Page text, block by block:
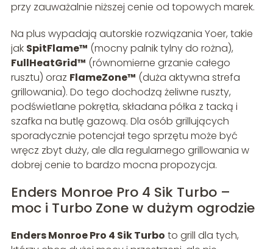
przy zauważalnie niższej cenie od topowych marek.
Na plus wypadają autorskie rozwiązania Yoer, takie
jak SpitFlame™ (mocny palnik tylny do rożna),
FullHeatGrid™ (równomierne grzanie całego
rusztu) oraz FlameZone™ (duża aktywna strefa
grillowania). Do tego dochodzą żeliwne ruszty,
podświetlane pokrętła, składana półka z tacką i
szafka na butlę gazową. Dla osób grillujących
sporadycznie potencjał tego sprzętu może być
wręcz zbyt duży, ale dla regularnego grillowania w
dobrej cenie to bardzo mocna propozycja.
Enders Monroe Pro 4 Sik Turbo –
moc i Turbo Zone w dużym ogrodzie
Enders Monroe Pro 4 Sik Turbo to grill dla tych,